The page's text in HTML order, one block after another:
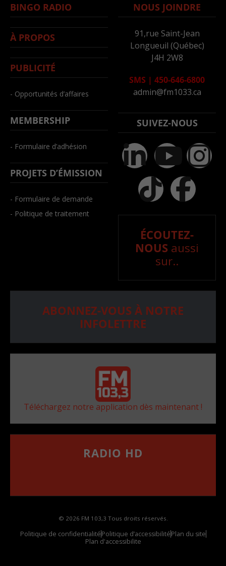
BINGO RADIO
À PROPOS
PUBLICITÉ
- Opportunités d’affaires
MEMBERSHIP
- Formulaire d’adhésion
PROJETS D’ÉMISSION
- Formulaire de demande
- Politique de traitement
NOUS JOINDRE
91,rue Saint-Jean
Longueuil (Québec)
J4H 2W8
SMS | 450-646-6800
admin@fm1033.ca
SUIVEZ-NOUS
ÉCOUTEZ-
NOUS aussi
sur..
ABONNEZ-VOUS À NOTRE
INFOLETTRE
Téléchargez notre application dès maintenant !
RADIO HD
© 2026 FM 103,3 Tous droits réservés.
Politique de confidentialitéPolitique d’accessibilitéPlan du site
Plan d'accessibilite